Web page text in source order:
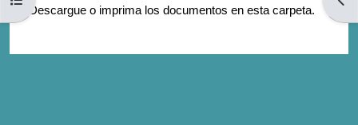
2. Descargue o imprima los documentos en esta carpeta.